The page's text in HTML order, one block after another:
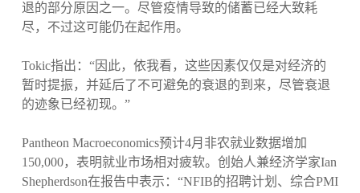
退的部分原因之一。尽管疫情导致的储蓄已经大致耗
尽，不过这可能仍在起作用。
Tokic指出：“因此，依我看，这些因素仅仅是对经济的
暂时提振，并延后了不可避免的衰退的到来，尽管衰退
的迹象已经初现。”
Pantheon Macroeconomics预计4月非农就业数据增加
150,000，表明就业市场相对疲软。创始人兼经济学家Ian
Shepherdson在报告中表示：“NFIB的招聘计划、综合PMI